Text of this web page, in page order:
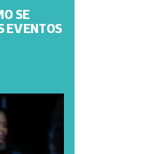
SE
EVENTOS